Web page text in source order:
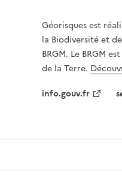
Géorisques est
la Biodiversité et
BRGM. Le BRGM
de la Terre.
info.gouv.fr